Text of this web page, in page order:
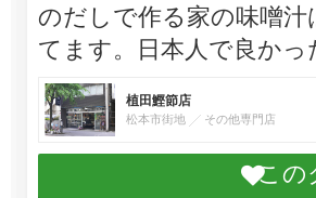
のだしで作る家の味噌
てます。日本人で良か
植田鰹節店
松本市街地 その他専門店
この